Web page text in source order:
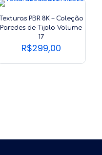
Texturas PBR 8K – Coleção
Paredes de Tijolo Volume
17
R$299,00